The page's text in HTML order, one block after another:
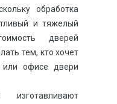
обработка
и тяжелый
дверей
тем, кто хочет
офисе двери
изготавливают